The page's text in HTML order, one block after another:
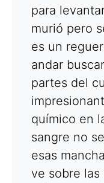
para
murió pero
es un
andar
partes del
químico en
sangre no
esas
ve sobre las